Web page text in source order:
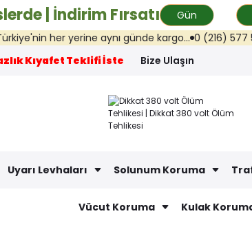
| İndirim Fırsatı Gün
her yerine aynı günde kargo... 0 (216) 577 53 43
Kıyafet Teklifi İste Bize Ulaşın
Uyarı Levhaları Solunum Koruma
Vücut Koruma Kulak